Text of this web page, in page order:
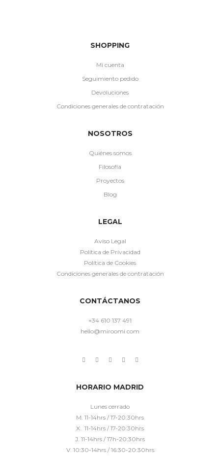
SHOPPING
Mi cuenta
Seguimiento pedido
Devoluciones
Condiciones generales de contratación
NOSOTROS
Quiénes somos
Filosofía
Proyectos
Blog
LEGAL
Aviso Legal
Política de Privacidad
Política de Cookies
Condiciones generales de contratación
CONTÁCTANOS
+34 610 137 491
hello@miroomi.com
HORARIO MADRID
Lunes cerrado
M. 11-14hrs / 17-20:30hrs
X. 11-14hrs / 17-20:30hrs
J. 11-14hrs / 17h-20:30hrs
V. 10:30-14hrs / 16:30-20:30hrs